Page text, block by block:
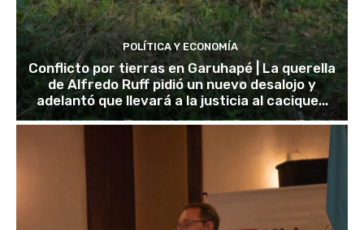
POLÍTICA Y ECONOMÍA
Conflicto por tierras en Garuhapé | La querella
de Alfredo Ruff pidió un nuevo desalojo y
adelantó que llevará a la justicia al cacique...